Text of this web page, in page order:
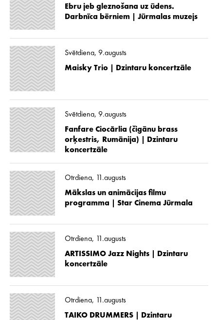
Ebru jeb gleznošana uz ūdens.
Darbnīca bērniem | Jūrmalas muzejs
Svētdiena, 9.augusts
Maisky Trio | Dzintaru koncertzāle
Svētdiena, 9.augusts
Fanfare Ciocărlia (čigānu brass
orķestris, Rumānija) | Dzintaru
koncertzāle
Otrdiena, 11.augusts
Mākslas un animācijas filmu
programma | Star Cinema Jūrmala
Otrdiena, 11.augusts
ARTISSIMO Jazz Nights | Dzintaru
koncertzāle
Otrdiena, 11.augusts
TAIKO DRUMMERS | Dzintaru